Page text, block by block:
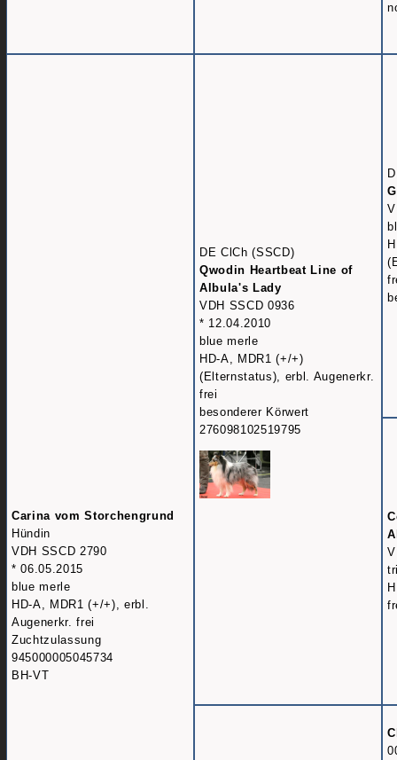
Carina vom Storchengrund
Hündin
VDH SSCD 2790
* 06.05.2015
blue merle
HD-A, MDR1 (+/+), erbl.
Augenerkr. frei
Zuchtzulassung
945000005045734
BH-VT
DE ClCh (SSCD)
Qwodin Heartbeat Line of
Albula's Lady
VDH SSCD 0936
* 12.04.2010
blue merle
HD-A, MDR1 (+/+)
(Elternstatus), erbl. Augenerkr.
frei
besonderer Körwert
276098102519795